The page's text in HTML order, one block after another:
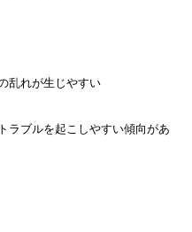
乱れが生じやすい
ラブルを起こしやすい傾向があ